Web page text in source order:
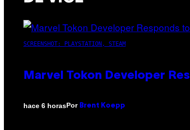
SCREENSHOT: PLAYSTATION, STEAM
Marvel Tokon Developer
hace 6 horasPor Brent Koepp